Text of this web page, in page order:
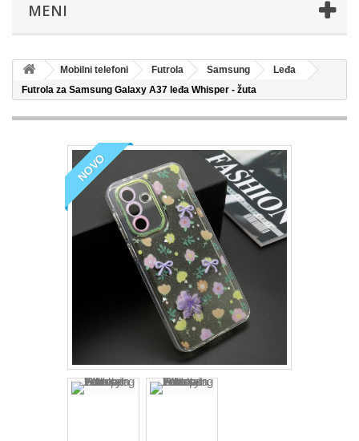
MENI
Mobilni telefoni Futrola Samsung
Leđa
Futrola za Samsung Galaxy A37 leđa Whisper - žuta
NOVO